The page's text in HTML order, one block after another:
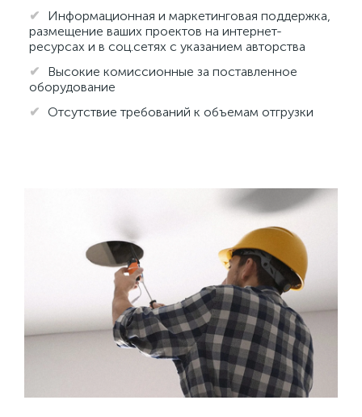
Информационная и маркетинговая поддержка,
размещение ваших проектов на интернет-
ресурсах и в соц.сетях с указанием авторства
Высокие комиссионные за поставленное
оборудование
Отсутствие требований к объемам отгрузки